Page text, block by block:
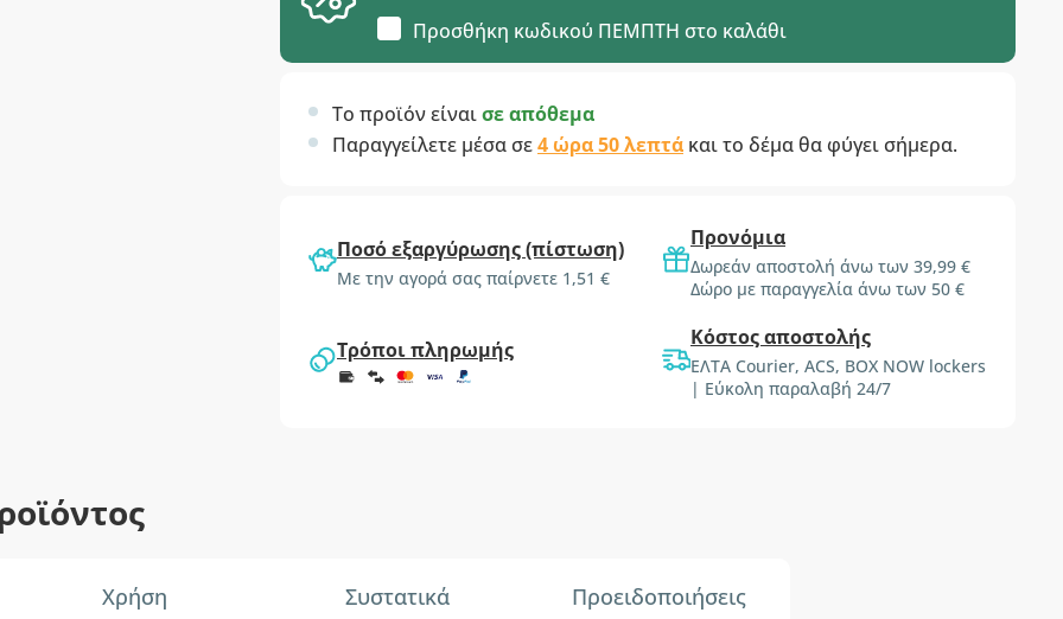
Προσθήκη κωδικού ΠΕΜΠΤΗ στο καλάθι
Το προϊόν είναισε απόθεμα
Παραγγείλετε μέσα σε4 ώρα 50 λεπτά και το δέμα θα φύγει σήμερα.
Ποσό εξαργύρωσης (πίστωση)
Με την αγορά σας παίρνετε 1,51 €
Προνόμια
Δωρεάν αποστολή άνω των 39,99 €
Δώρο με παραγγελία άνω των 50 €
Τρόποι πληρωμής Κόστος αποστολής
ΕΛΤΑ Courier, ACS, BOX NOW lockers
| Εύκολη παραλαβή 24/7
Χρήση Συστατικά Προειδοποιήσεις